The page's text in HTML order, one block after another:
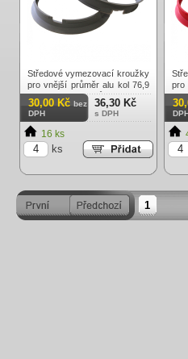
Středové vymezovací kroužky
pro vnější průměr alu kol 76,9
mm na vnitřní průměr náboje
71,6 mm, přesah kužele 6mm.
Tvrzený plast - vysoká
odolnost. Cena za 1 ks
kroužku.
30,00 Kč bez
DPH
36,30 Kč
s DPH
16 ks
ks
pro
1